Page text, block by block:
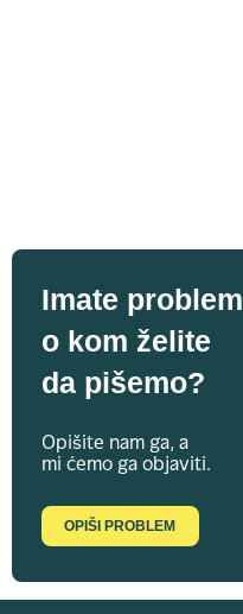
Imate problem
o kom želite
da pišemo?
Opišite nam ga, a
mi ćemo ga objaviti.
OPIŠI PROBLEM